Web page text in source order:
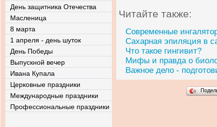
Читайте также:
Современные
Сахарная эпиляция в
Что такое гингивит?
Мифы и правда о
Важное дело -
День защитника Отечества
Масленица
8 марта
1 апреля - день шуток
День Победы
Выпускной вечер
Ивана Купала
Церковные праздники
Международные праздники
Профессиональные праздники